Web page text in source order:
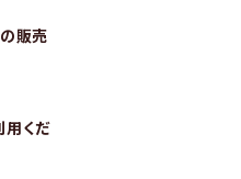
販売
用くだ